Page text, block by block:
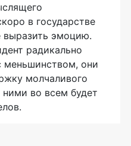
в государстве
выразить эмоцию.
радикально
меньшинством, они
молчаливого
во всем будет